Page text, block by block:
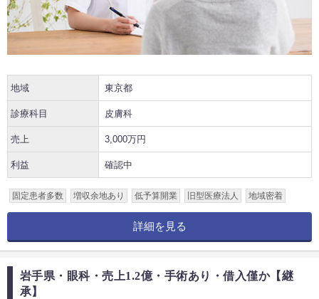
地域 東京都
診療科目 皮膚科
売上 3,000万円
利益 確認中
固定患者多数 増収余地あり 低予算開業 旧型医療法人 地域密着
詳細を見る
岩手県・眼科・売上1.2億・手術あり・借入僅か【継
承】